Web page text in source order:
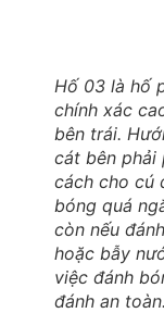
Hố 03 là hố
chính xác
bên trái.
cát bên phải
cách cho cú
bóng quá
còn nếu
hoặc bẫy
việc đánh
đánh an toàn.